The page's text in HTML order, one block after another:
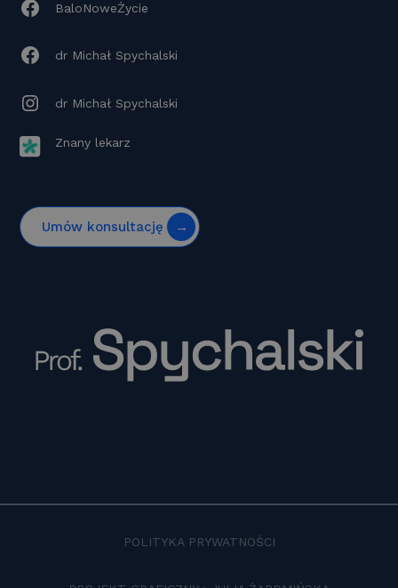
BaloNoweŻycie
dr Michał Spychalski
dr Michał Spychalski
Znany lekarz
Umów konsultację
POLITYKA PRYWATNOŚCI